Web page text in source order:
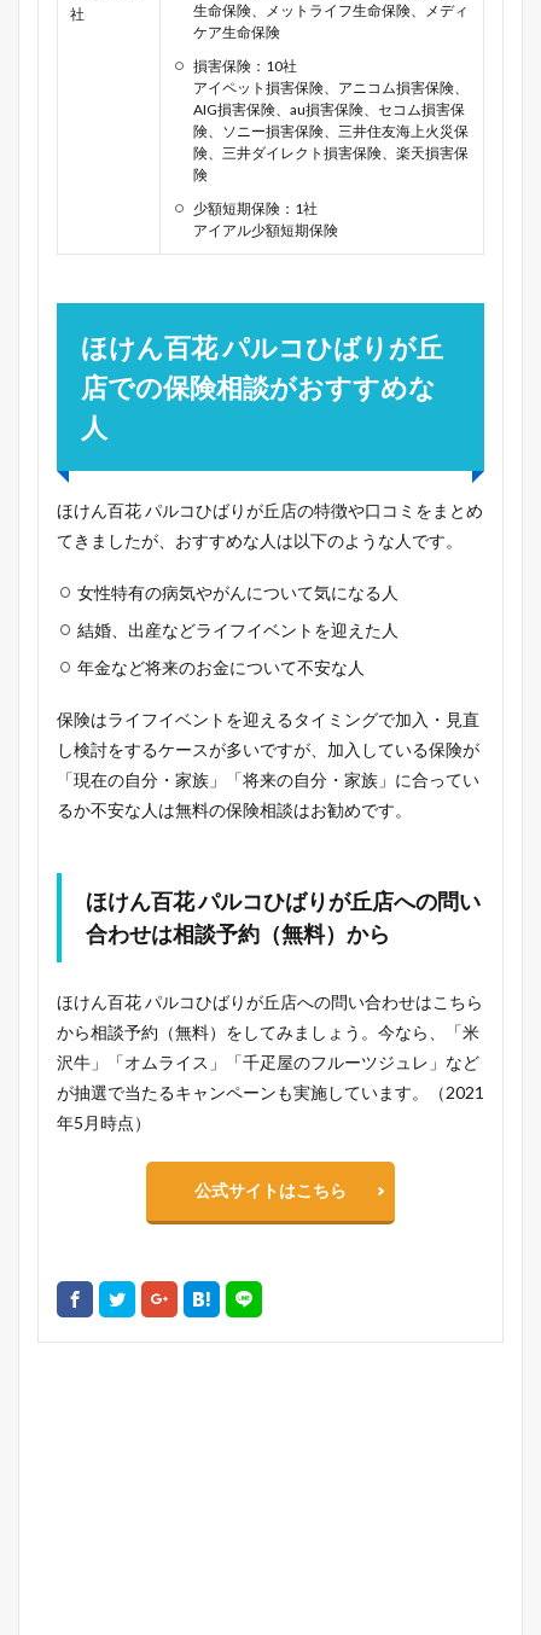
社
生命保険、メットライフ生命保険、メディ
ケア生命保険
損害保険：10社
アイペット損害保険、アニコム損害保険、
AIG損害保険、au損害保険、セコム損害保
険、ソニー損害保険、三井住友海上火災保
険、三井ダイレクト損害保険、楽天損害保
険
少額短期保険：1社
アイアル少額短期保険
ほけん百花 パルコひばりが丘
店での保険相談がおすすめな
人
ほけん百花 パルコひばりが丘店の特徴や口コミをまとめ
てきましたが、おすすめな人は以下のような人です。
女性特有の病気やがんについて気になる人
結婚、出産などライフイベントを迎えた人
年金など将来のお金について不安な人
保険はライフイベントを迎えるタイミングで加入・見直
し検討をするケースが多いですが、加入している保険が
「現在の自分・家族」「将来の自分・家族」に合ってい
るか不安な人は無料の保険相談はお勧めです。
ほけん百花 パルコひばりが丘店への問い
合わせは相談予約（無料）から
ほけん百花 パルコひばりが丘店への問い合わせはこちら
から相談予約（無料）をしてみましょう。今なら、「米
沢牛」「オムライス」「千疋屋のフルーツジュレ」など
が抽選で当たるキャンペーンも実施しています。（2021
年5月時点）
公式サイトはこちら